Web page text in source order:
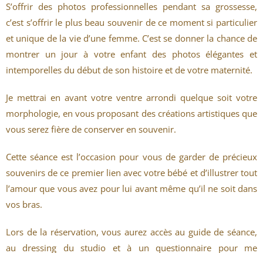
S’offrir des photos professionnelles pendant sa grossesse,
c’est s’offrir le plus beau souvenir de ce moment si particulier
et unique de la vie d’une femme. C’est se donner la chance de
montrer un jour à votre enfant des photos élégantes et
intemporelles du début de son histoire et de votre maternité.
Je mettrai en avant votre ventre arrondi quelque soit votre
morphologie, en vous proposant des créations artistiques que
vous serez fière de conserver en souvenir.
Cette séance est l’occasion pour vous de garder de précieux
souvenirs de ce premier lien avec votre bébé et d’illustrer tout
l’amour que vous avez pour lui avant même qu’il ne soit dans
vos bras.
Lors de la réservation, vous aurez accès au guide de séance,
au dressing du studio et à un questionnaire pour me